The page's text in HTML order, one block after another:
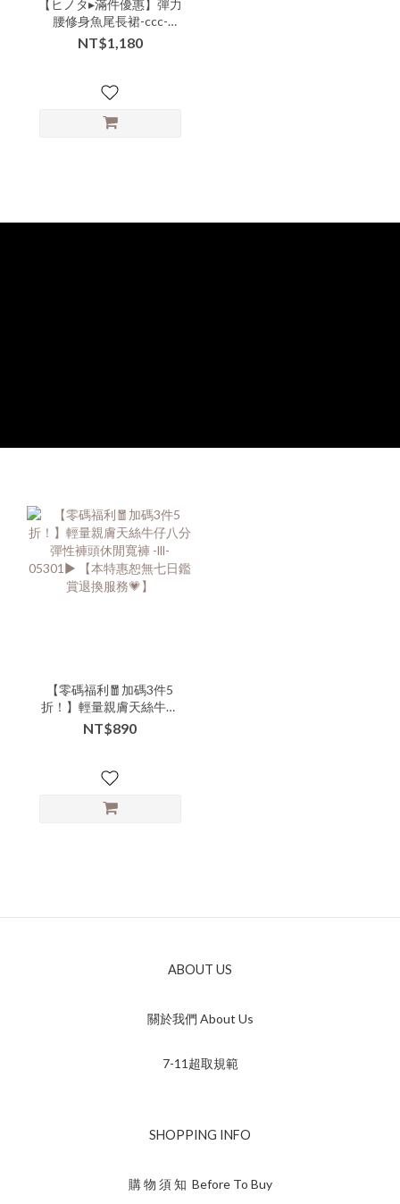
【ヒノタ▸滿件優惠】彈力
腰修身魚尾長裙-ccc-
33004▶
NT$1,180
【零碼福利🧧加碼3件5
折！】輕量親膚天絲牛仔
八分彈性褲頭休閒寬褲 -lll-
05301▶ 【本特惠恕無七
NT$890
ABOUT US
關於我們 About Us
7-11超取規範
SHOPPING INFO
購 物 須 知 Before To Buy